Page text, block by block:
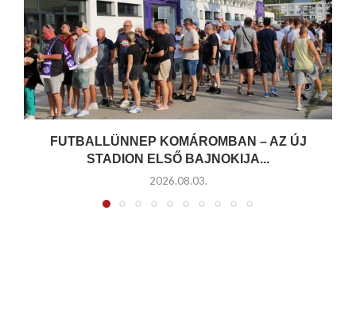
FUTBALLÜNNEP KOMÁROMBAN – AZ ÚJ
STADION ELSŐ BAJNOKIJA...
2026.08.03.